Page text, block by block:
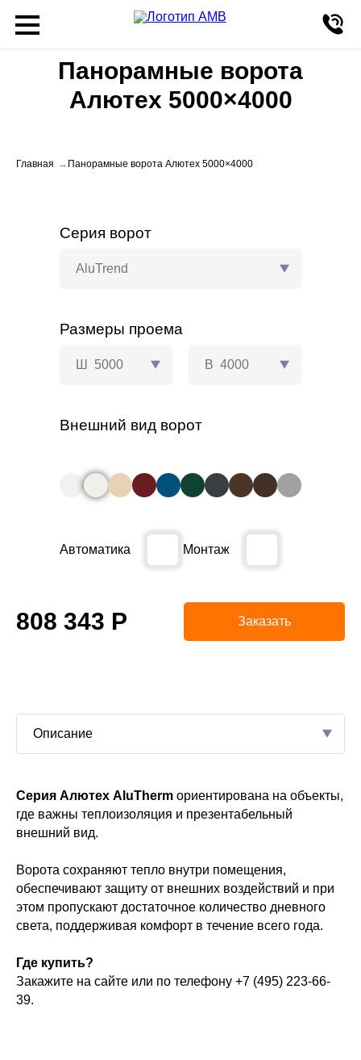
Панорамные ворота
Алютех 5000×4000
Главная Панорамные ворота Алютех 5000×4000
Серия ворот
AluTrend
Размеры проема
Ш 5000 В 4000
Внешний вид ворот
Автоматика Монтаж
808 343 Р Заказать
Описание
Серия Алютех AluTherm ориентирована на объекты,
где важны теплоизоляция и презентабельный
внешний вид.
Ворота сохраняют тепло внутри помещения,
обеспечивают защиту от внешних воздействий и при
этом пропускают достаточное количество дневного
света, поддерживая комфорт в течение всего года.
Где купить?
Закажите на сайте или по телефону +7 (495) 223-66-
39.
панели
сталь
цвета